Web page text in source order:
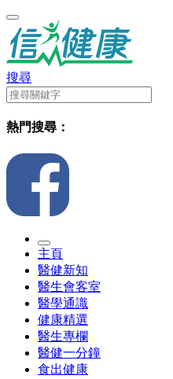
搜尋
熱門搜尋：
主頁
醫健新知
醫生會客室
醫學通識
健康精選
醫生專欄
醫健一分鐘
食出健康